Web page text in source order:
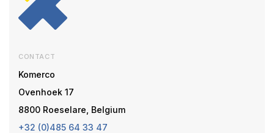
CONTACT
Komerco
Ovenhoek 17
8800 Roeselare, Belgium
+32 (0)485 64 33 47